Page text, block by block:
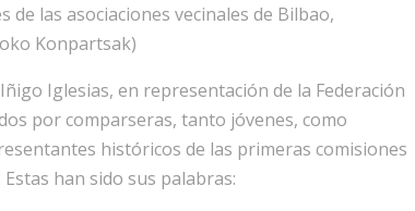
las asociaciones vecinales de Bilbao,
Konpartsak)
Iglesias, en representación de la Federación
por comparseras, tanto jóvenes, como
históricos de las primeras comisiones
han sido sus palabras: